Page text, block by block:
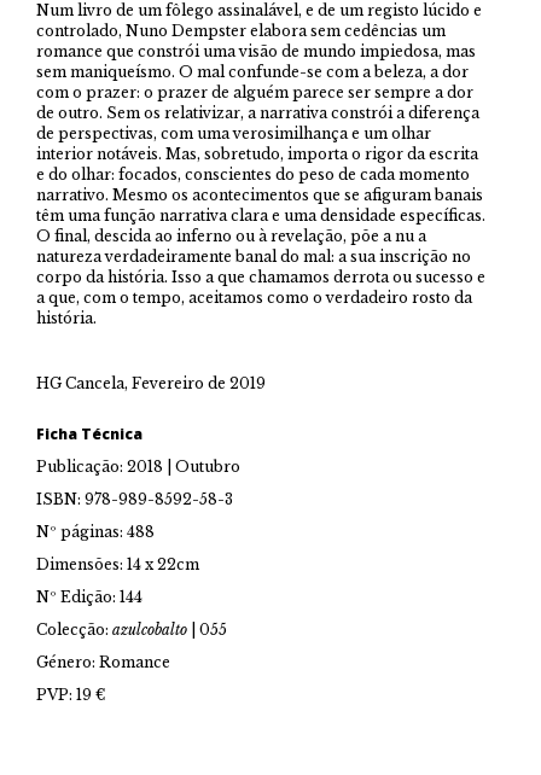
Num livro de um fôlego assinalável, e de um registo lúcido e
controlado, Nuno Dempster elabora sem cedências um
romance que constrói uma visão de mundo impiedosa, mas
sem maniqueísmo. O mal confunde-se com a beleza, a dor
com o prazer: o prazer de alguém parece ser sempre a dor
de outro. Sem os relativizar, a narrativa constrói a diferença
de perspectivas, com uma verosimilhança e um olhar
interior notáveis. Mas, sobretudo, importa o rigor da escrita
e do olhar: focados, conscientes do peso de cada momento
narrativo. Mesmo os acontecimentos que se afiguram banais
têm uma função narrativa clara e uma densidade específicas.
O final, descida ao inferno ou à revelação, põe a nu a
natureza verdadeiramente banal do mal: a sua inscrição no
corpo da história. Isso a que chamamos derrota ou sucesso e
a que, com o tempo, aceitamos como o verdadeiro rosto da
história.
HG Cancela, Fevereiro de 2019
Ficha Técnica
Publicação: 2018 | Outubro
ISBN: 978-989-8592-58-3
Nº páginas: 488
Dimensões: 14 x 22cm
Nº Edição: 144
Colecção: azulcobalto | 055
Género: Romance
PVP: 19 €